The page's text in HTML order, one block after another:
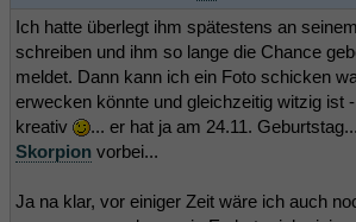
Ich hatte überlegt ihm spätestens an
schreiben und ihm so lange die Chance
meldet. Dann kann ich ein Foto schicken
erwecken könnte und gleichzeitig witzig ist
kreativ
... er hat ja am 24.11.
Skorpion vorbei...
Ja na klar, vor einiger Zeit wäre ich auch